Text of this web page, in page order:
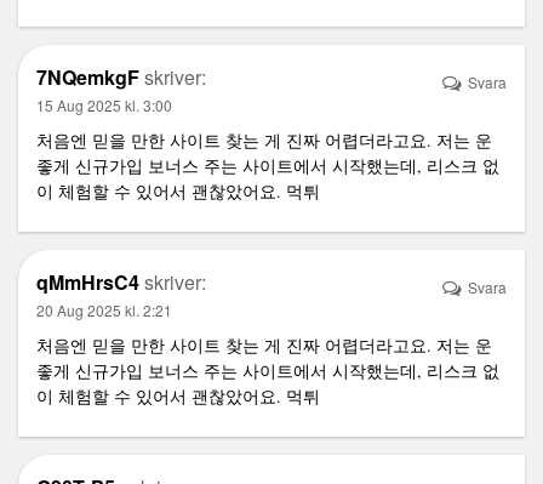
7NQemkgFskriver:
15 Aug 2025 kl. 3:00
처음엔 믿을 만한 사이트 찾는 게 진짜 어렵더라고요. 저는 운
좋게 신규가입 보너스 주는 사이트에서 시작했는데, 리스크 없
이 체험할 수 있어서 괜찮았어요. 먹튀
Svara
qMmHrsC4skriver:
20 Aug 2025 kl. 2:21
처음엔 믿을 만한 사이트 찾는 게 진짜 어렵더라고요. 저는 운
좋게 신규가입 보너스 주는 사이트에서 시작했는데, 리스크 없
이 체험할 수 있어서 괜찮았어요. 먹튀
Svara